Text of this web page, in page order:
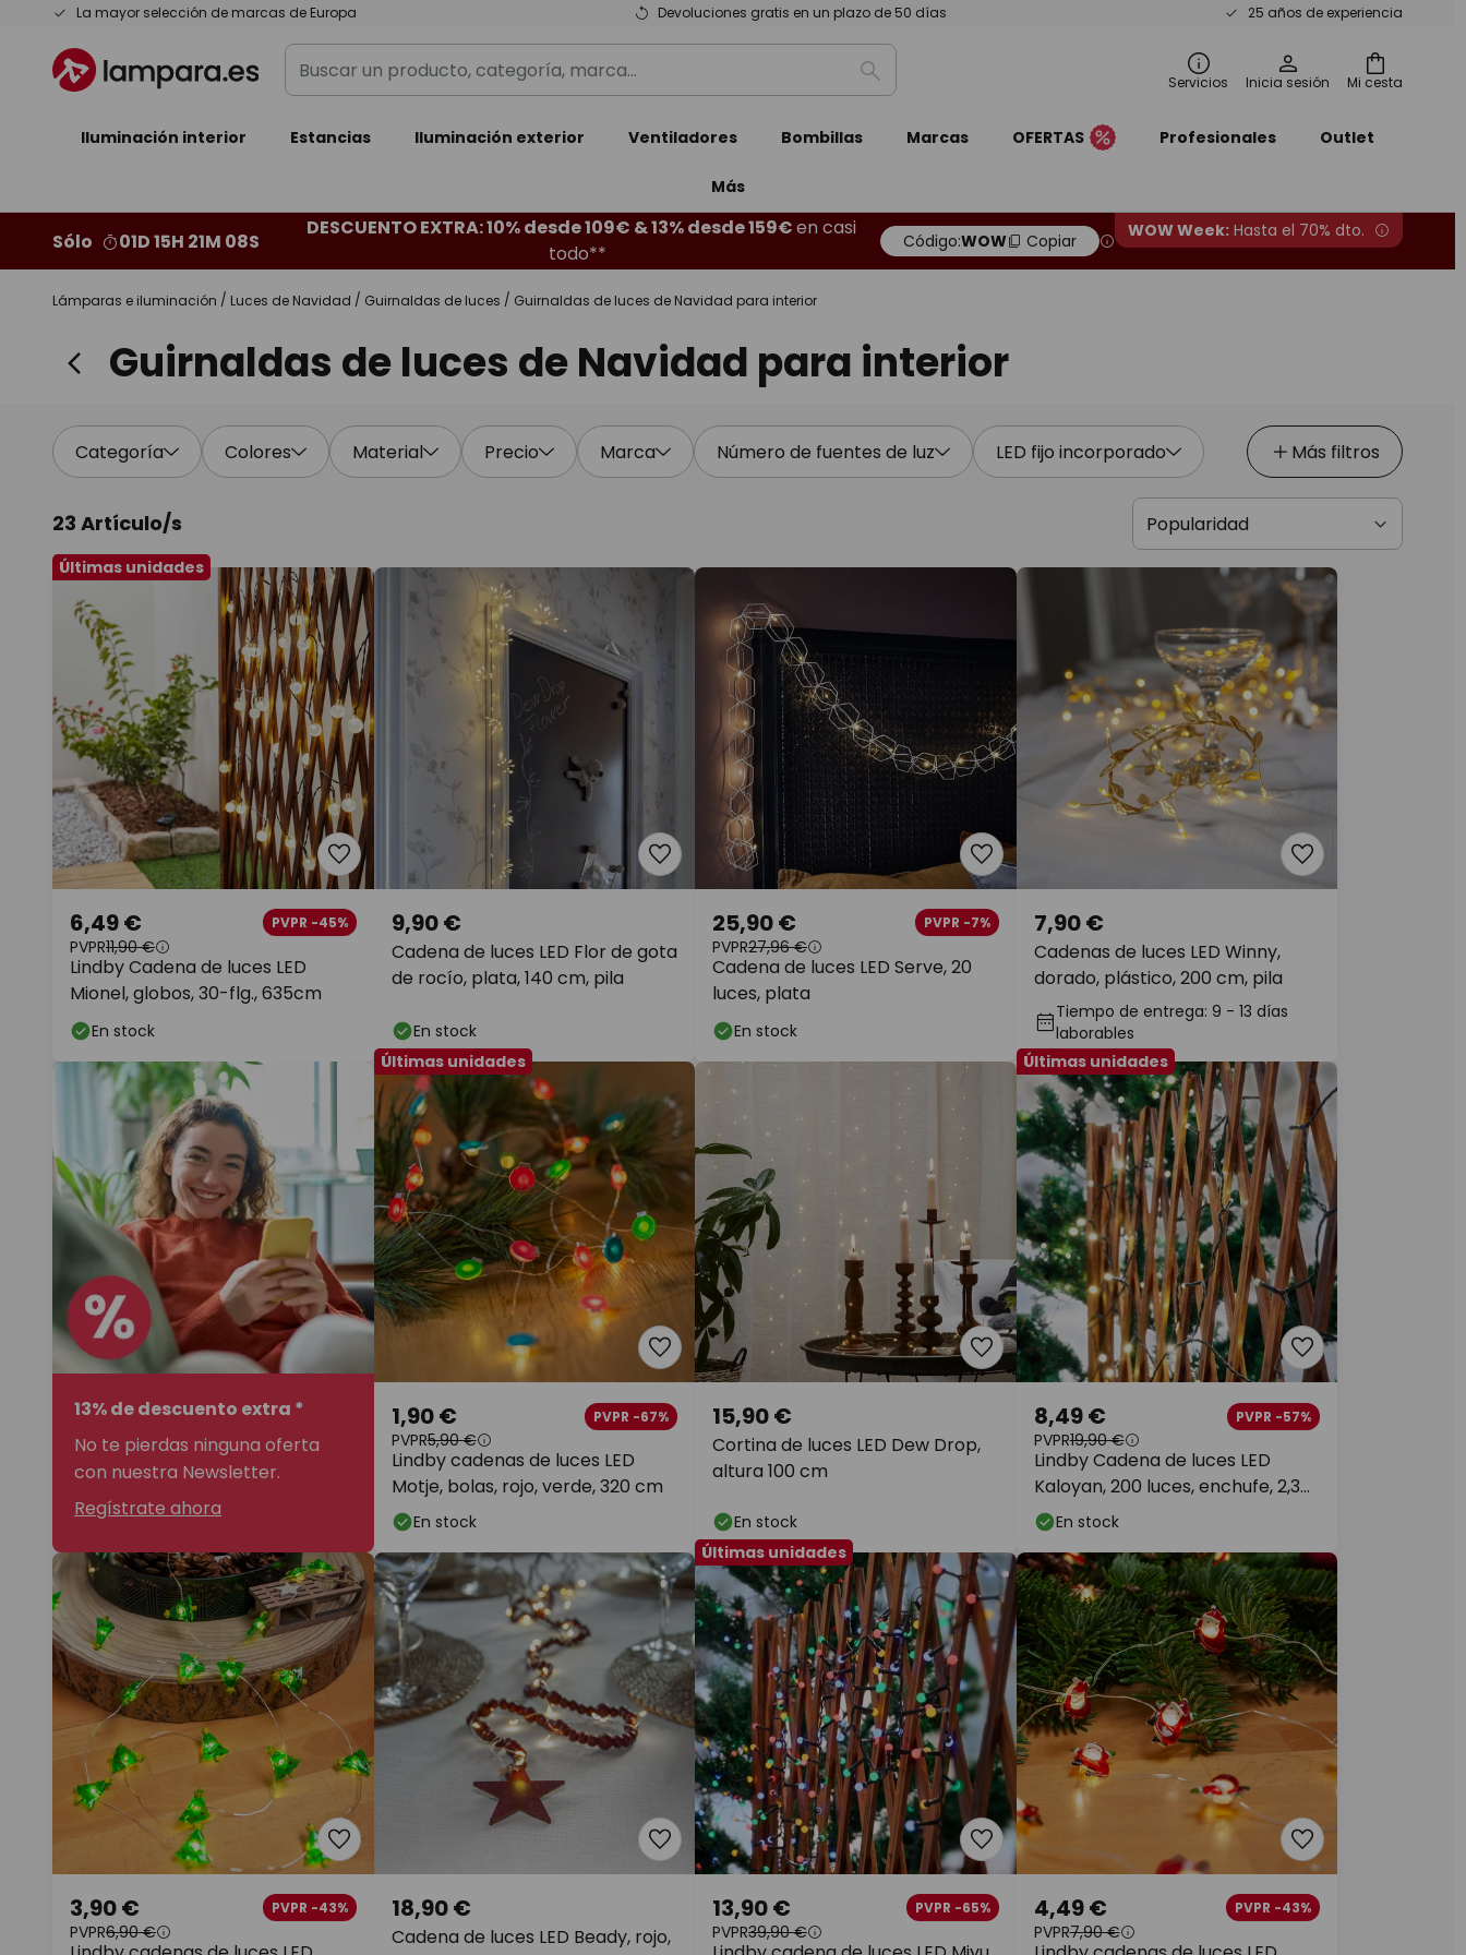
La mayor selección de marcas de Europa Devoluciones gratis en un plazo de 50 días 25 años de experiencia
Ir
contenido
Mi cesta
Buscar
un
categoría,
Buscar Servicios Inicia sesión
Iluminación interior Estancias Iluminación exterior Ventiladores Bombillas Marcas OFERTAS Profesionales Outlet
Más
Sólo 01D 15H 21M 06S
DESCUENTO EXTRA: 10% desde 109€ & 13% desde 159€en casi
todo**
Código:WOW Copiar WOW Week: Hasta el 70% dto.
Lámparas e iluminación Luces de Navidad Guirnaldas de luces Guirnaldas de luces de Navidad para interior
Guirnaldas de luces de Navidad para interior
Categoría Colores Material Precio Marca Número de fuentes de luz LED fijo incorporado Más filtros
23 Artículo/s
Últimas unidades
Lindby Cadena de luces LED
Mionel, globos, 30-flg., 635cm
6,49 € PVPR -45%
PVPR11,90 €
En stock
Cadena de luces LED Flor de gota
de rocío, plata, 140 cm, pila
9,90 €
En stock
Cadena de luces LED Serve, 20
luces, plata
25,90 € PVPR -7%
PVPR27,96 €
En stock
Cadenas de luces LED Winny,
dorado, plástico, 200 cm, pila
7,90 €
Tiempo de entrega: 9 - 13 días
laborables
13% de descuento extra *
No te pierdas ninguna oferta
con nuestra Newsletter.
Regístrate ahora
Últimas unidades
Lindby cadenas de luces LED
Motje, bolas, rojo, verde, 320 cm
1,90 € PVPR -67%
PVPR5,90 €
En stock
Cortina de luces LED Dew Drop,
altura 100 cm
15,90 €
En stock
Últimas unidades
Lindby Cadena de luces LED
Kaloyan, 200 luces, enchufe, 2,3
m
8,49 € PVPR -57%
PVPR19,90 €
En stock
3,90 € PVPR -43%
PVPR6,90 €
Cadena de luces LED Beady, rojo,
18,90 €
Últimas unidades
13,90 € PVPR -65%
PVPR39,90 €
4,49 € PVPR -43%
PVPR7,90 €